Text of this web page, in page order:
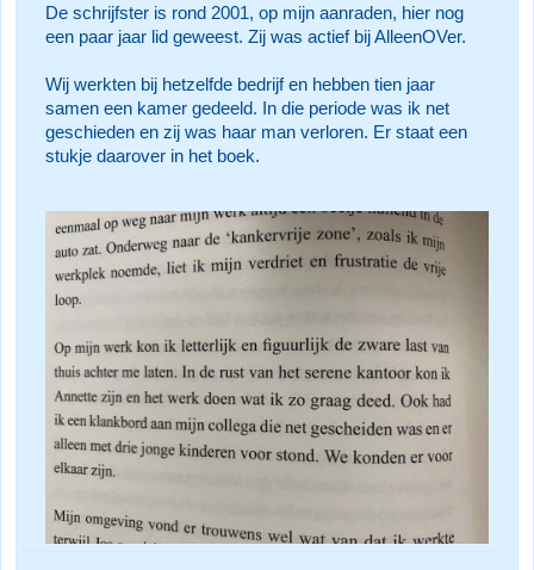
De schrijfster is rond 2001, op mijn aanraden, hier nog
een paar jaar lid geweest. Zij was actief bij AlleenOVer.
Wij werkten bij hetzelfde bedrijf en hebben tien jaar
samen een kamer gedeeld. In die periode was ik net
geschieden en zij was haar man verloren. Er staat een
stukje daarover in het boek.